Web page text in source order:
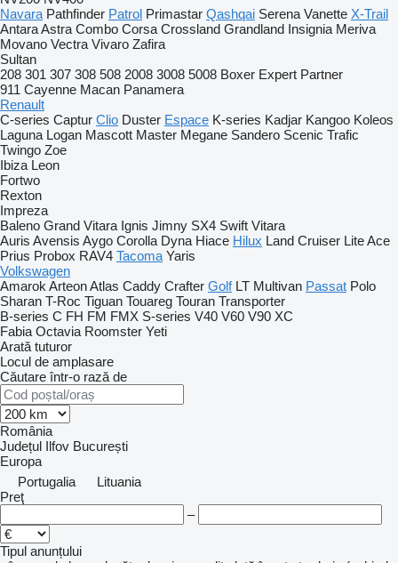
Navara Pathfinder Patrol Primastar Qashqai Serena Vanette X-Trail
AntaraAstra Combo Corsa Crossland Grandland Insignia Meriva
Movano Vectra Vivaro Zafira
Sultan
208 301 307 308 508 2008 3008 5008 Boxer Expert Partner
911 Cayenne Macan Panamera
Renault
C-series Captur Clio Duster Espace K-series Kadjar Kangoo Koleos
Laguna Logan Mascott Master Megane Sandero Scenic Trafic
Twingo Zoe
Ibiza Leon
Fortwo
Rexton
Impreza
Baleno Grand Vitara Ignis Jimny SX4 Swift Vitara
Auris Avensis Aygo Corolla Dyna Hiace Hilux Land Cruiser Lite Ace
Prius Probox RAV4 Tacoma Yaris
Volkswagen
Amarok ArteonAtlas Caddy Crafter Golf LT Multivan Passat Polo
Sharan T-Roc Tiguan Touareg Touran Transporter
B-series C FH FM FMX S-series V40 V60 V90 XC
Fabia Octavia Roomster Yeti
Arată tuturor
Locul de amplasare
Căutare într-o rază de
România
Județul Ilfov București
Europa
Portugalia
Lituania
Preţ
–
Tipul anunțului